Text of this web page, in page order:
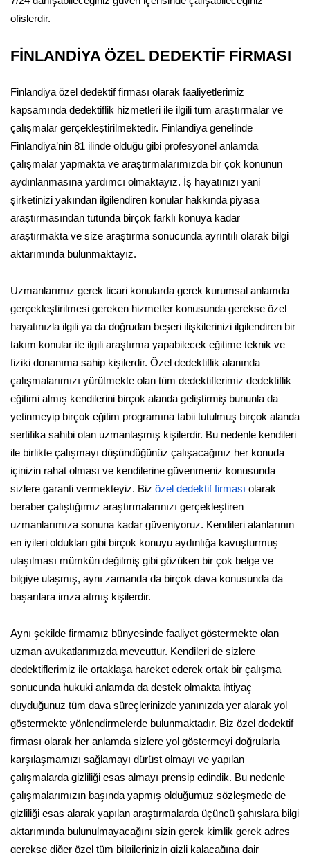
ofislerdir.
FİNLANDİYA ÖZEL DEDEKTİF FİRMASI
Finlandiya özel dedektif firması olarak faaliyetlerimiz
kapsamında dedektiflik hizmetleri ile ilgili tüm araştırmalar ve
çalışmalar gerçekleştirilmektedir. Finlandiya genelinde
Finlandiya’nin 81 ilinde olduğu gibi profesyonel anlamda
çalışmalar yapmakta ve araştırmalarımızda bir çok konunun
aydınlanmasına yardımcı olmaktayız. İş hayatınızı yani
şirketinizi yakından ilgilendiren konular hakkında piyasa
araştırmasından tutunda birçok farklı konuya kadar
araştırmakta ve size araştırma sonucunda ayrıntılı olarak bilgi
aktarımında bulunmaktayız.
Uzmanlarımız gerek ticari konularda gerek kurumsal anlamda
gerçekleştirilmesi gereken hizmetler konusunda gerekse özel
hayatınızla ilgili ya da doğrudan beşeri ilişkilerinizi ilgilendiren bir
takım konular ile ilgili araştırma yapabilecek eğitime teknik ve
fiziki donanıma sahip kişilerdir. Özel dedektiflik alanında
çalışmalarımızı yürütmekte olan tüm dedektiflerimiz dedektiflik
eğitimi almış kendilerini birçok alanda geliştirmiş bununla da
yetinmeyip birçok eğitim programına tabii tutulmuş birçok alanda
sertifika sahibi olan uzmanlaşmış kişilerdir. Bu nedenle kendileri
ile birlikte çalışmayı düşündüğünüz çalışacağınız her konuda
içinizin rahat olması ve kendilerine güvenmeniz konusunda
sizlere garanti vermekteyiz. Biz özel dedektif firması olarak
beraber çalıştığımız araştırmalarınızı gerçekleştiren
uzmanlarımıza sonuna kadar güveniyoruz. Kendileri alanlarının
en iyileri oldukları gibi birçok konuyu aydınlığa kavuşturmuş
ulaşılması mümkün değilmiş gibi gözüken bir çok belge ve
bilgiye ulaşmış, aynı zamanda da birçok dava konusunda da
başarılara imza atmış kişilerdir.
Aynı şekilde firmamız bünyesinde faaliyet göstermekte olan
uzman avukatlarımızda mevcuttur. Kendileri de sizlere
dedektiflerimiz ile ortaklaşa hareket ederek ortak bir çalışma
sonucunda hukuki anlamda da destek olmakta ihtiyaç
duyduğunuz tüm dava süreçlerinizde yanınızda yer alarak yol
göstermekte yönlendirmelerde bulunmaktadır. Biz özel dedektif
firması olarak her anlamda sizlere yol göstermeyi doğrularla
karşılaşmamızı sağlamayı dürüst olmayı ve yapılan
çalışmalarda gizliliği esas almayı prensip edindik. Bu nedenle
çalışmalarımızın başında yapmış olduğumuz sözleşmede de
gizliliği esas alarak yapılan araştırmalarda üçüncü şahıslara bilgi
aktarımında bulunulmayacağını sizin gerek kimlik gerek adres
gerekse diğer özel tüm bilgilerinizin gizli kalacağına dair